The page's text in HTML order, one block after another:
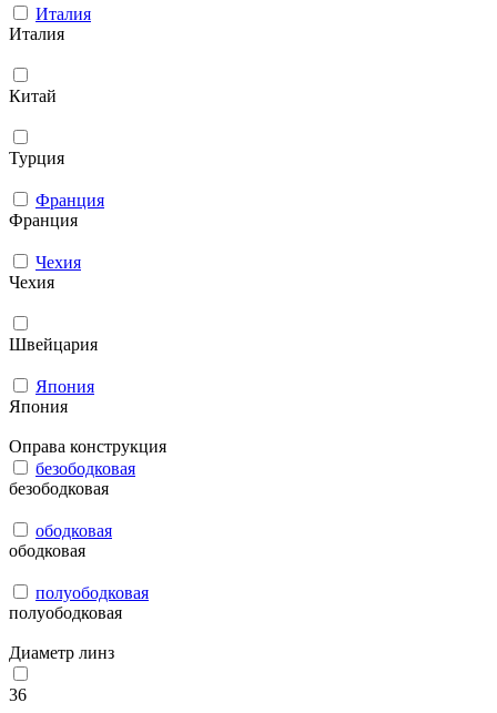
Италия
Италия
Китай
Турция
Франция
Франция
Чехия
Чехия
Швейцария
Япония
Япония
Оправа конструкция
безободковая
безободковая
ободковая
ободковая
полуободковая
полуободковая
Диаметр линз
36